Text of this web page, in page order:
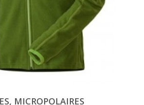
MICROPOLAIRES